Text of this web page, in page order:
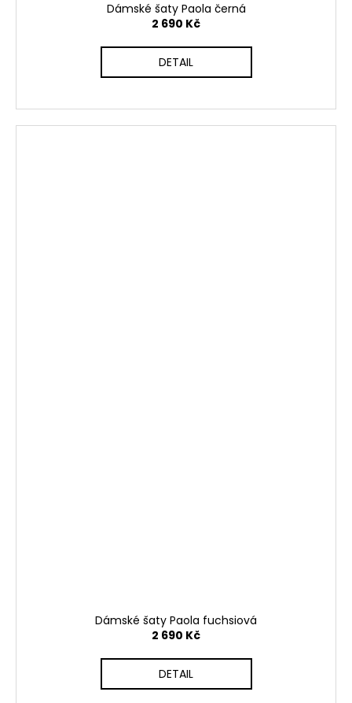
Dámské šaty Paola černá
2 690 Kč
DETAIL
Dámské šaty Paola fuchsiová
2 690 Kč
DETAIL